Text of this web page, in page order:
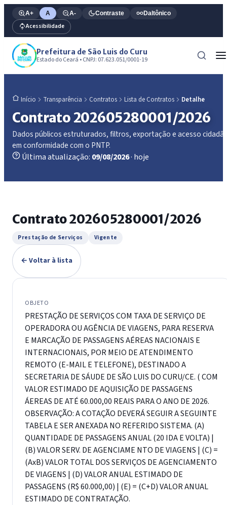
A+ A A- Contraste Daltônico
Acessibilidade
Prefeitura de São Luis do Curu
Estado do Ceará • CNPJ: 07.623.051/0001-19
Início Transparência Contratos Lista de Contratos Detalhe
Contrato 202605280001/2026
Dados públicos estruturados, filtros, exportação e acesso
em conformidade com o PNTP.
Última atualização: 09/08/2026· hoje
Contrato 202605280001/2026
Prestação de Serviços Vigente
← Voltar à lista
OBJETO
PRESTAÇÃO DE SERVIÇOS COM TAXA DE SERVIÇO DE
OPERADORA OU AGÊNCIA DE VIAGENS, PARA RESERVA
E MARCAÇÃO DE PASSAGENS AÉREAS NACIONAIS E
INTERNACIONAIS, POR MEIO DE ATENDIMENTO
REMOTO (E-MAIL E TELEFONE), DESTINADO A
SECRETARIA DE SÁUDE DE SÃO LUIS DO CURU/CE. ( COM
VALOR ESTIMADO DE AQUISIÇÃO DE PASSAGENS
ÁEREAS DE ATÉ 60.000,00 REAIS PARA O ANO DE 2026.
OBSERVAÇÃO: A COTAÇÃO DEVERÁ SEGUIR A SEGUINTE
TABELA E SER ANEXADA NO REFERIDO SISTEMA. (A)
QUANTIDADE DE PASSAGENS ANUAL (20 IDA E VOLTA) |
(B) VALOR SERV. DE AGENCIAME NTO DE VIAGENS | (C) =
(AxB) VALOR TOTAL DOS SERVIÇOS DE AGENCIAMENTO
DE VIAGENS | (D) VALOR ANUAL ESTIMADO DE
PASSAGENS (R$ 60.000,00) | (E) = (C+D) VALOR ANUAL
ESTIMADO DE CONTRATAÇÃO.